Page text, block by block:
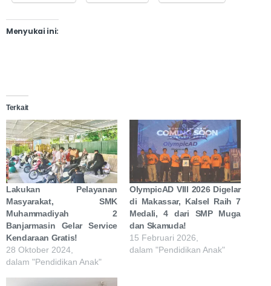
Menyukai ini:
Terkait
Lakukan Pelayanan
Masyarakat, SMK
Muhammadiyah 2
Banjarmasin Gelar Service
Kendaraan Gratis!
28 Oktober 2024,
dalam "Pendidikan Anak"
OlympicAD VIII 2026 Digelar
di Makassar, Kalsel Raih 7
Medali, 4 dari SMP Muga
dan Skamuda!
15 Februari 2026,
dalam "Pendidikan Anak"